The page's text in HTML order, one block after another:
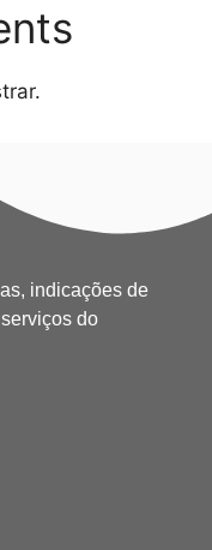
indicações de
do